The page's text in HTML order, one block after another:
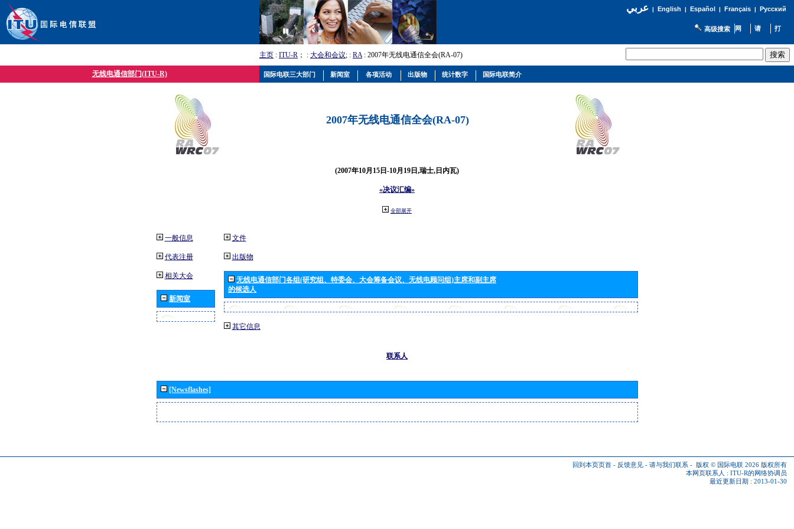
عربي| English | Español | Français| Русский
高级搜索
主页 : ITU-R ； : 大会和会议; : RA: 2007年无线电通信全会(RA-07)
无线电通信部门(ITU-R)
2007年无线电通信全会(RA-07)
(2007年10月15日-10月19日,瑞士,日内瓦)
«决议汇编»
全部展开
一般信息
代表注册
相关大会
新闻室
文件
出版物
无线电通信部门各组(研究组、特委会、大会筹备会议、无线电顾问组)主席和副主席
的候选人
其它信息
联系人
[Newsflashes]
回到本页页首 - 反馈意见 - 请与我们联系 - 版权 © 国际电联 2026 版权所有
本网页联系人 : ITU-R的网络协调员
最近更新日期 : 2013-01-30
国际电联三大部门 新闻室 各项活动 出版物 统计数字 国际电联简介